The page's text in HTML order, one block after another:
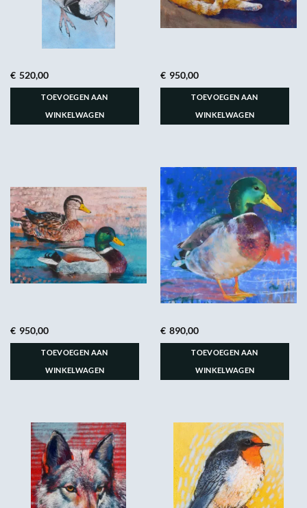
€ 520,00
TOEVOEGEN AAN
WINKELWAGEN
€ 950,00
TOEVOEGEN AAN
WINKELWAGEN
€ 950,00
TOEVOEGEN AAN
WINKELWAGEN
€ 890,00
TOEVOEGEN AAN
WINKELWAGEN